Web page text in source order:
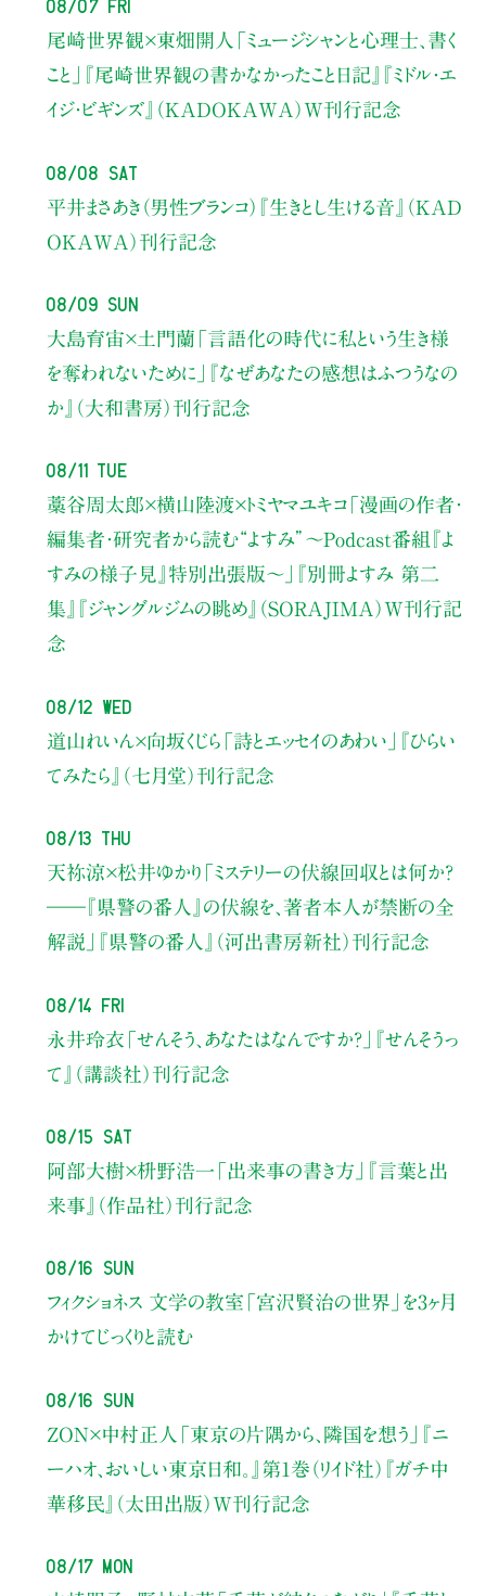
尾崎世界観×東畑開人
「ミュージシャンと心理士、書く
こと」
『尾崎世界観の書かなかったこと日記』『ミドル・エ
イジ・ビギンズ』（KADOKAWA）W刊行記念
08/08 Sat
平井まさあき（男性ブランコ） 『生きとし生ける音』（KAD
OKAWA）刊行記念
08/09 Sun
大島育宙×土門蘭 「言語化の時代に私という生き様
を奪われないために」
『なぜあなたの感想はふつうなの
か』（大和書房）刊行記念
08/11 Tue
藁谷周太郎×横山陸渡×トミヤマユキコ「漫画の作者・
編集者・研究者から読む“よすみ” 〜Podcast番組『よ
すみの様子見』特別出張版〜」
『別冊よすみ 第二
集』『ジャングルジムの眺め』（SORAJIMA）W刊行記
念
08/12 Wed
道山れいん×向坂くじら 「詩とエッセイのあわい」
『ひらい
てみたら』（七月堂）刊行記念
08/13 Thu
天祢涼×松井ゆかり 「ミステリーの伏線回収とは何か？
――『県警の番人』の伏線を、著者本人が禁断の全
解説」
『県警の番人』（河出書房新社）刊行記念
08/14 Fri
永井玲衣 「せんそう、あなたはなんですか？」
『せんそうっ
て』（講談社）刊行記念
08/15 Sat
阿部大樹×枡野浩一 「出来事の書き方」
『言葉と出
来事』（作品社）刊行記念
08/16 Sun
フィクショネス 文学の教室 「宮沢賢治の世界」を3ヶ月
かけてじっくりと読む
08/16 Sun
ZON×中村正人 「東京の片隅から、隣国を想う」
『ニ
ーハオ、おいしい東京日和。』第1巻（リイド社） 『ガチ中
華移民』（太田出版）W刊行記念
08/17 Mon